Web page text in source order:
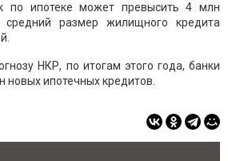
по ипотеке может превысить 4 млн
размер жилищного кредита
НКР, по итогам этого года, банки
новых ипотечных кредитов.